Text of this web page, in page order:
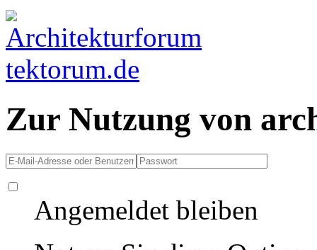
Zur Nutzung von
Angemeldet bleiben